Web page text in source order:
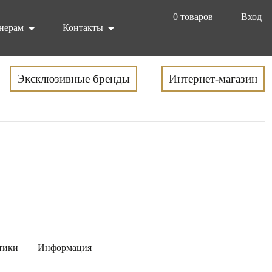
0 товаров
Вход
Контакты
Эксклюзивные бренды Интернет-магазин
Информация